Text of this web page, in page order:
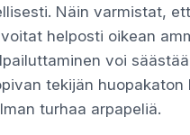
Näin varmistat,
helposti oikean
voi
tekijän huopakaton
turhaa arpapeliä.